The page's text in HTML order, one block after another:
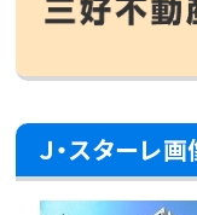
Ｊ・スターレ